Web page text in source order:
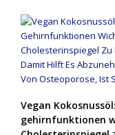
Vegan
gehirnfunktionen